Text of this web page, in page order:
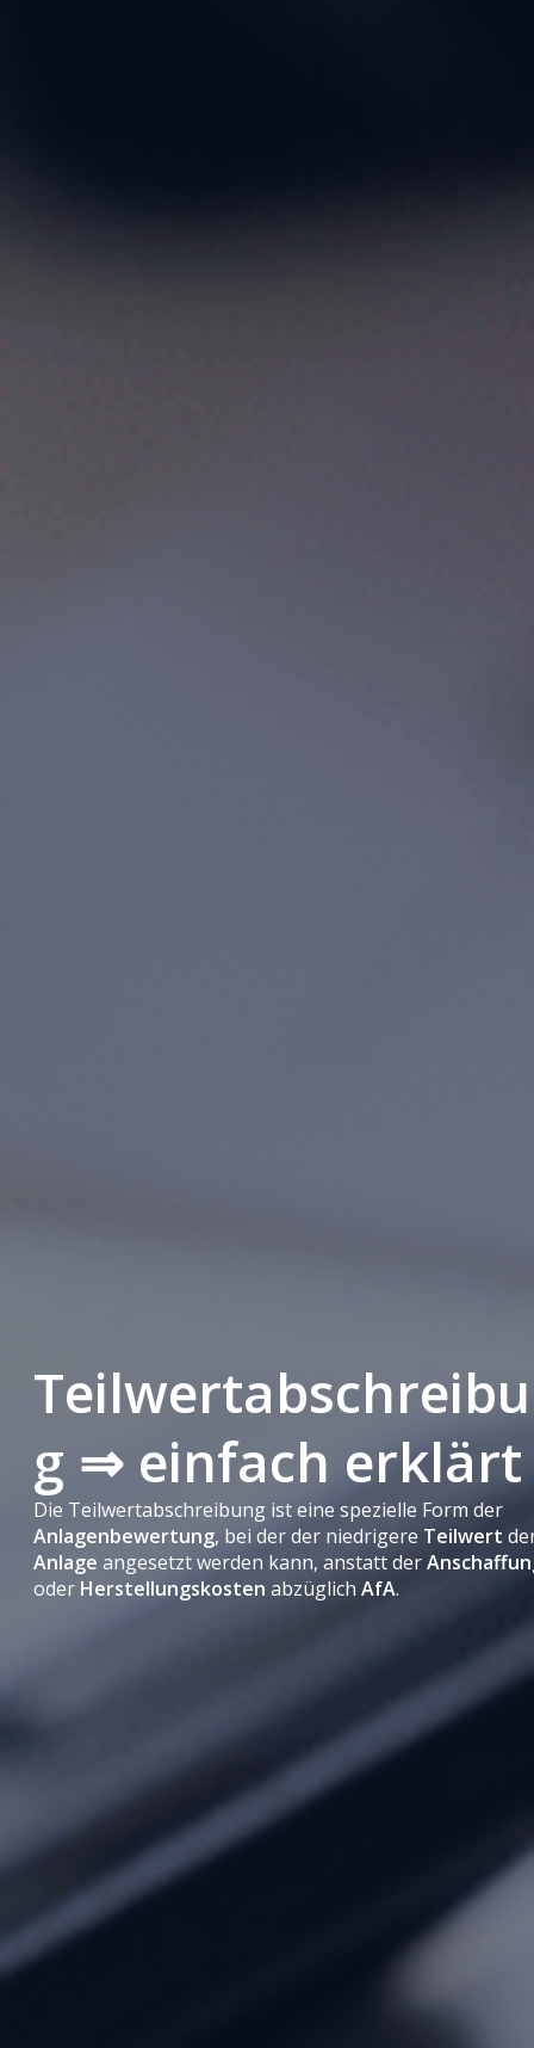
g ⇒ einfach erklärt
Die Teilwertabschreibung ist eine spezielle Form der
Anlagenbewertung, bei der der niedrigere Teilwert
Anlage angesetzt werden kann, anstatt der
oder Herstellungskosten abzüglichAfA.